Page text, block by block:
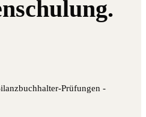
Prüfungen -